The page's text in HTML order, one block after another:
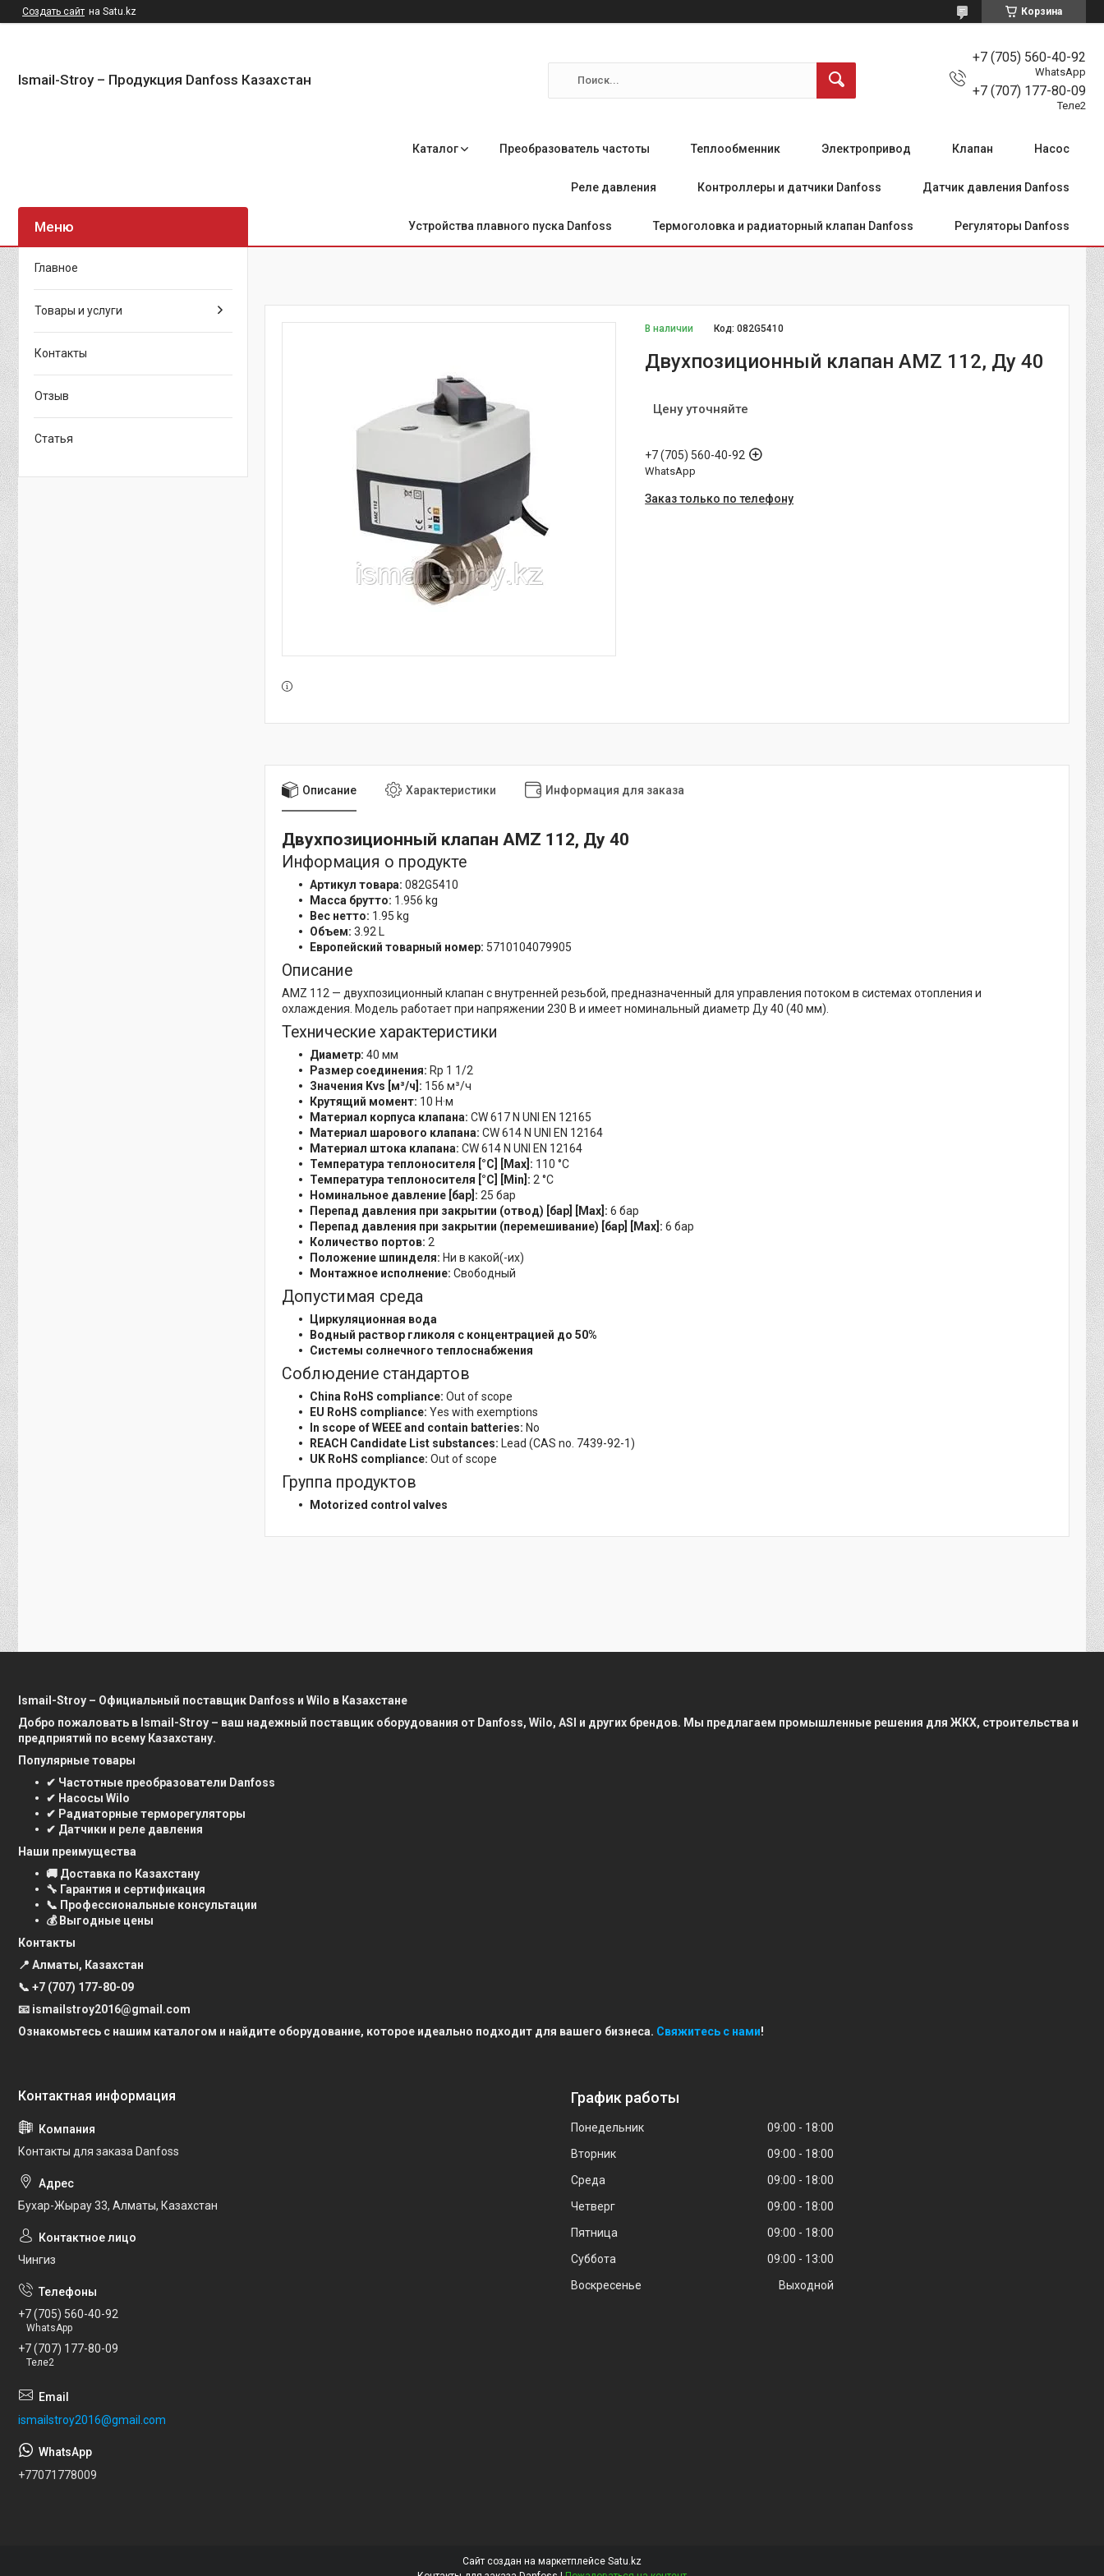
Создать сайт на Satu.kz Корзина
Ismail-Stroy – Продукция Danfoss Казахстан
+7 (705) 560-40-92
WhatsApp
+7 (707) 177-80-09
Теле2
Каталог Преобразователь частоты Теплообменник Электропривод Клапан Насос
Реле давления Контроллеры и датчики Danfoss Датчик давления Danfoss
Устройства плавного пуска Danfoss Термоголовка и радиаторный клапан Danfoss Регуляторы Danfoss
В наличии Код:082G5410
Двухпозиционный клапан AMZ 112, Ду 40
Цену уточняйте
+7 (705) 560-40-92
WhatsApp
Заказ только по телефону
Описание Характеристики Информация для заказа
Двухпозиционный клапан AMZ 112, Ду 40
Информация о продукте
Артикул товара: 082G5410
Масса брутто: 1.956 kg
Вес нетто: 1.95 kg
Объем: 3.92 L
Европейский товарный номер: 5710104079905
Описание
AMZ 112 — двухпозиционный клапан с внутренней резьбой, предназначенный для управления потоком в системах отопления и
охлаждения. Модель работает при напряжении 230 В и имеет номинальный диаметр Ду 40 (40 мм).
Технические характеристики
Диаметр: 40 мм
Размер соединения: Rp 1 1/2
Значения Kvs [м³/ч]: 156 м³/ч
Крутящий момент: 10 Н·м
Материал корпуса клапана: CW 617 N UNI EN 12165
Материал шарового клапана: CW 614 N UNI EN 12164
Материал штока клапана: CW 614 N UNI EN 12164
Температура теплоносителя [°C] [Max]: 110 °C
Температура теплоносителя [°C] [Min]: 2 °C
Номинальное давление [бар]: 25 бар
Перепад давления при закрытии (отвод) [бар] [Max]: 6 бар
Перепад давления при закрытии (перемешивание) [бар] [Max]: 6 бар
Количество портов: 2
Положение шпинделя: Ни в какой(-их)
Монтажное исполнение: Свободный
Допустимая среда
Циркуляционная вода
Водный раствор гликоля с концентрацией до 50%
Системы солнечного теплоснабжения
Соблюдение стандартов
China RoHS compliance: Out of scope
EU RoHS compliance: Yes with exemptions
In scope of WEEE and contain batteries: No
REACH Candidate List substances: Lead (CAS no. 7439-92-1)
UK RoHS compliance: Out of scope
Группа продуктов
Motorized control valves
Главное
Товары и услуги
Контакты
Отзыв
Статья
Ismail-Stroy – Официальный поставщик Danfoss и Wilo в Казахстане
Добро пожаловать в Ismail-Stroy – ваш надежный поставщик оборудования от Danfoss, Wilo, ASI и других брендов. Мы предлагаем промышленные решения для ЖКХ, строительства и
предприятий по всему Казахстану.
Популярные товары
✔ Частотные преобразователи Danfoss
✔ Насосы Wilo
✔ Радиаторные терморегуляторы
✔ Датчики и реле давления
Наши преимущества
🚚 Доставка по Казахстану
🔧 Гарантия и сертификация
📞 Профессиональные консультации
💰 Выгодные цены
Контакты
📍 Алматы, Казахстан
📞 +7 (707) 177-80-09
📧 ismailstroy2016@gmail.com
Ознакомьтесь с нашим каталогом и найдите оборудование, которое идеально подходит для вашего бизнеса. Свяжитесь с нами!
Контакты для заказа Danfoss
Бухар-Жырау 33, Алматы, Казахстан
Чингиз
+7 (705) 560-40-92
WhatsApp
+7 (707) 177-80-09
Теле2
ismailstroy2016@gmail.com
+77071778009
График работы
Понедельник 09:00
18:00
Вторник
09:00
18:00
Среда
09:00
18:00
Четверг
09:00
18:00
Пятница
09:00
18:00
Суббота
09:00
13:00
Воскресенье
Выходной
Сайт создан на маркетплейсе Satu.kz